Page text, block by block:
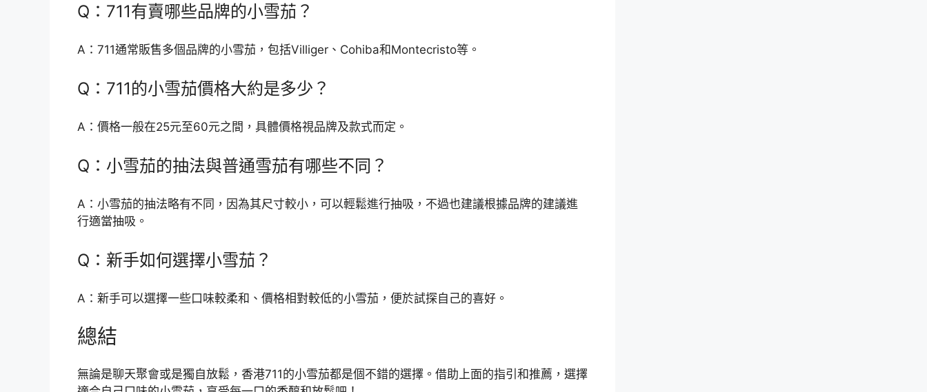
Q：711有賣哪些品牌的小雪茄？
A：711通常販售多個品牌的小雪茄，包括Villiger、Cohiba和Montecristo等。
Q：711的小雪茄價格大約是多少？
A：價格一般在25元至60元之間，具體價格視品牌及款式而定。
Q：小雪茄的抽法與普通雪茄有哪些不同？
A：小雪茄的抽法略有不同，因為其尺寸較小，可以輕鬆進行抽吸，不過也建議根據品牌的建議進
行適當抽吸。
Q：新手如何選擇小雪茄？
A：新手可以選擇一些口味較柔和、價格相對較低的小雪茄，便於試探自己的喜好。
總結
無論是聊天聚會或是獨自放鬆，香港711的小雪茄都是個不錯的選擇。借助上面的指引和推薦，選擇